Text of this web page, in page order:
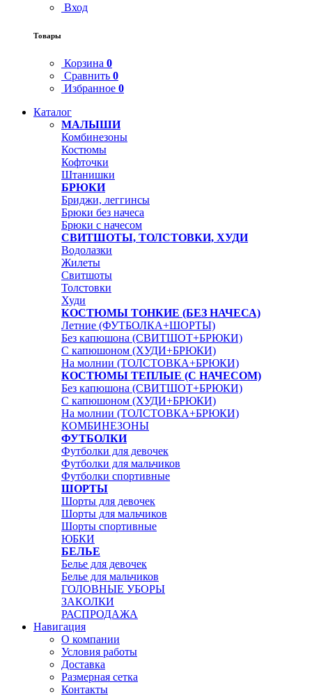
Вход
Товары
Корзина 0
Сравнить 0
Избранное 0
Каталог
МАЛЫШИ
Комбинезоны
Костюмы
Кофточки
Штанишки
БРЮКИ
Бриджи, леггинсы
Брюки без начеса
Брюки с начесом
СВИТШОТЫ, ТОЛСТОВКИ, ХУДИ
Водолазки
Жилеты
Свитшоты
Толстовки
Худи
КОСТЮМЫ ТОНКИЕ (БЕЗ НАЧЕСА)
Летние (ФУТБОЛКА+ШОРТЫ)
Без капюшона (СВИТШОТ+БРЮКИ)
С капюшоном (ХУДИ+БРЮКИ)
На молнии (ТОЛСТОВКА+БРЮКИ)
КОСТЮМЫ ТЕПЛЫЕ (С НАЧЕСОМ)
Без капюшона (СВИТШОТ+БРЮКИ)
С капюшоном (ХУДИ+БРЮКИ)
На молнии (ТОЛСТОВКА+БРЮКИ)
КОМБИНЕЗОНЫ
ФУТБОЛКИ
Футболки для девочек
Футболки для мальчиков
Футболки спортивные
ШОРТЫ
Шорты для девочек
Шорты для мальчиков
Шорты спортивные
ЮБКИ
БЕЛЬЕ
Белье для девочек
Белье для мальчиков
ГОЛОВНЫЕ УБОРЫ
ЗАКОЛКИ
РАСПРОДАЖА
Навигация
О компании
Условия работы
Доставка
Размерная сетка
Контакты